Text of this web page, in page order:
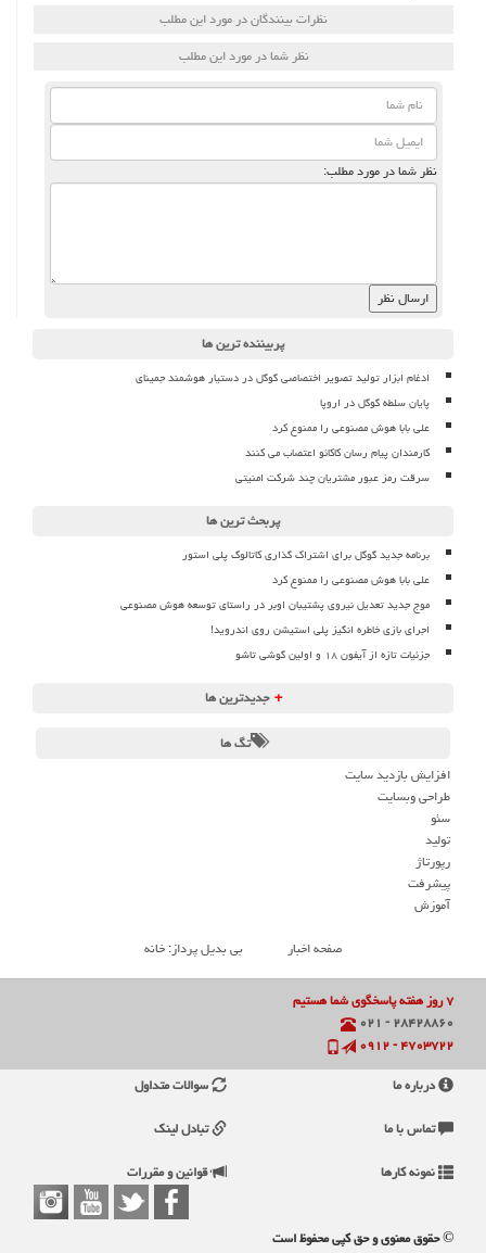
نظرات بینندگان در مورد این مطلب
نظر شما در مورد این مطلب
نظر شما در مورد مطلب:
پربیننده ترین ها
ادغام ابزار تولید تصویر اختصاصی گوگل در دستیار هوشمند جمینای
پایان سلطه گوگل در اروپا
علی بابا هوش مصنوعی را ممنوع کرد
کارمندان پیام رسان کاکائو اعتصاب می کنند
سرقت رمز عبور مشتریان چند شرکت امنیتی
پربحث ترین ها
برنامه جدید گوگل برای اشتراک گذاری کاتالوگ پلی استور
علی بابا هوش مصنوعی را ممنوع کرد
موج جدید تعدیل نیروی پشتیبان اوبر در راستای توسعه هوش مصنوعی
اجرای بازی خاطره انگیز پلی استیشن روی اندروید!
جزئیات تازه از آیفون ۱۸ و اولین گوشی تاشو
+ جدیدترین ها
تگ ها
افزایش بازدید سایت
طراحی وبسایت
سئو
تولید
رپورتاژ
پیشرفت
آموزش
صفحه اخبار
بی بدیل پرداز: خانه
۷ روز هفته پاسخگوی شما هستیم
۲۸۴۲۸۸۶۰ - ۰۲۱
۴۷۰۳۷۲۲ - ۰۹۱۲
درباره ما
تماس با ما
نمونه کارها
سوالات متداول
تبادل لینک
قوانین و مقررات
© حقوق معنوی و حق کپی محفوظ است